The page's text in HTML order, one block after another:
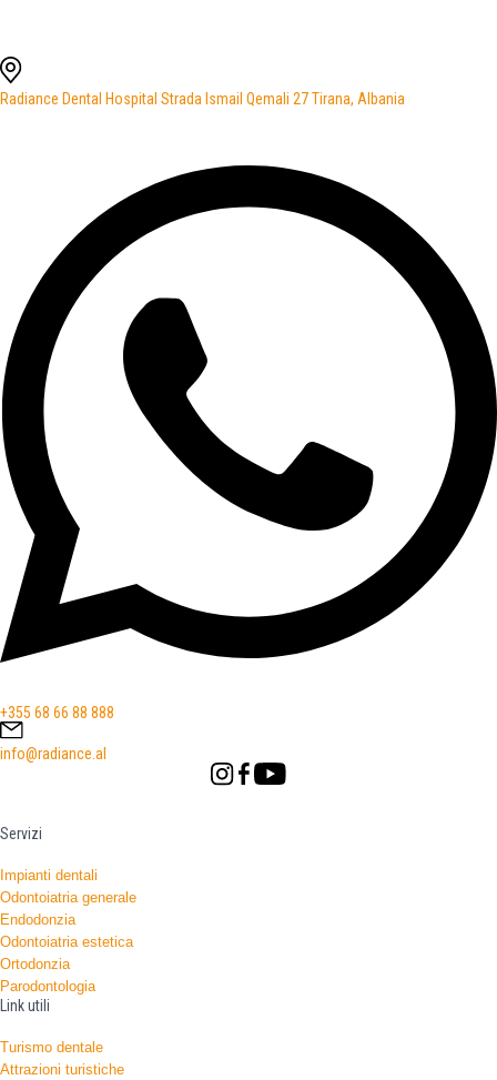
Radiance Dental Hospital Strada Ismail Qemali 27 Tirana, Albania
+355 68 66 88 888
info@radiance.al
Servizi
Impianti dentali
Odontoiatria generale
Endodonzia
Odontoiatria estetica
Ortodonzia
Parodontologia
Link utili
Turismo dentale
Attrazioni turistiche